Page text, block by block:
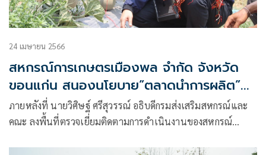
24 เมษายน 2566
สหกรณ์การเกษตรเมืองพล จำกัด จังหวัด
ขอนแก่น สนองนโยบาย”ตลาดนำการผลิต”
หนุนสมาชิกปลูก”เมล่อนญี่ปุ่น” สร้างรายได้
หลุดวงจรหนี้
ภายหลังที่ นายวิศิษฐ์ ศรีสุวรรณ์ อธิบดีกรมส่งเสริมสหกรณ์และ
คณะ ลงพื้นที่ตรวจเยี่ยมติดตามการดำเนินงานของสหกรณ์